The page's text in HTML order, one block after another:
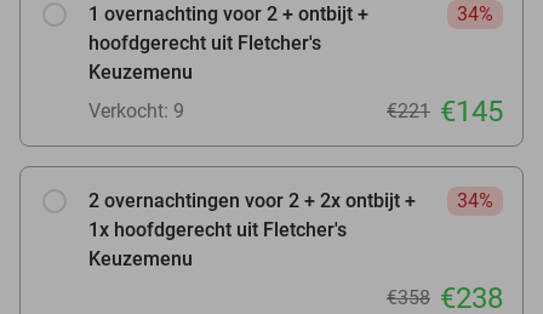
1 overnachting voor 2 + ontbijt +
hoofdgerecht uit Fletcher's
Keuzemenu
34%
Verkocht: 9 €221 €145
2 overnachtingen voor 2 + 2x ontbijt +
1x hoofdgerecht uit Fletcher's
Keuzemenu
34%
€358 €238